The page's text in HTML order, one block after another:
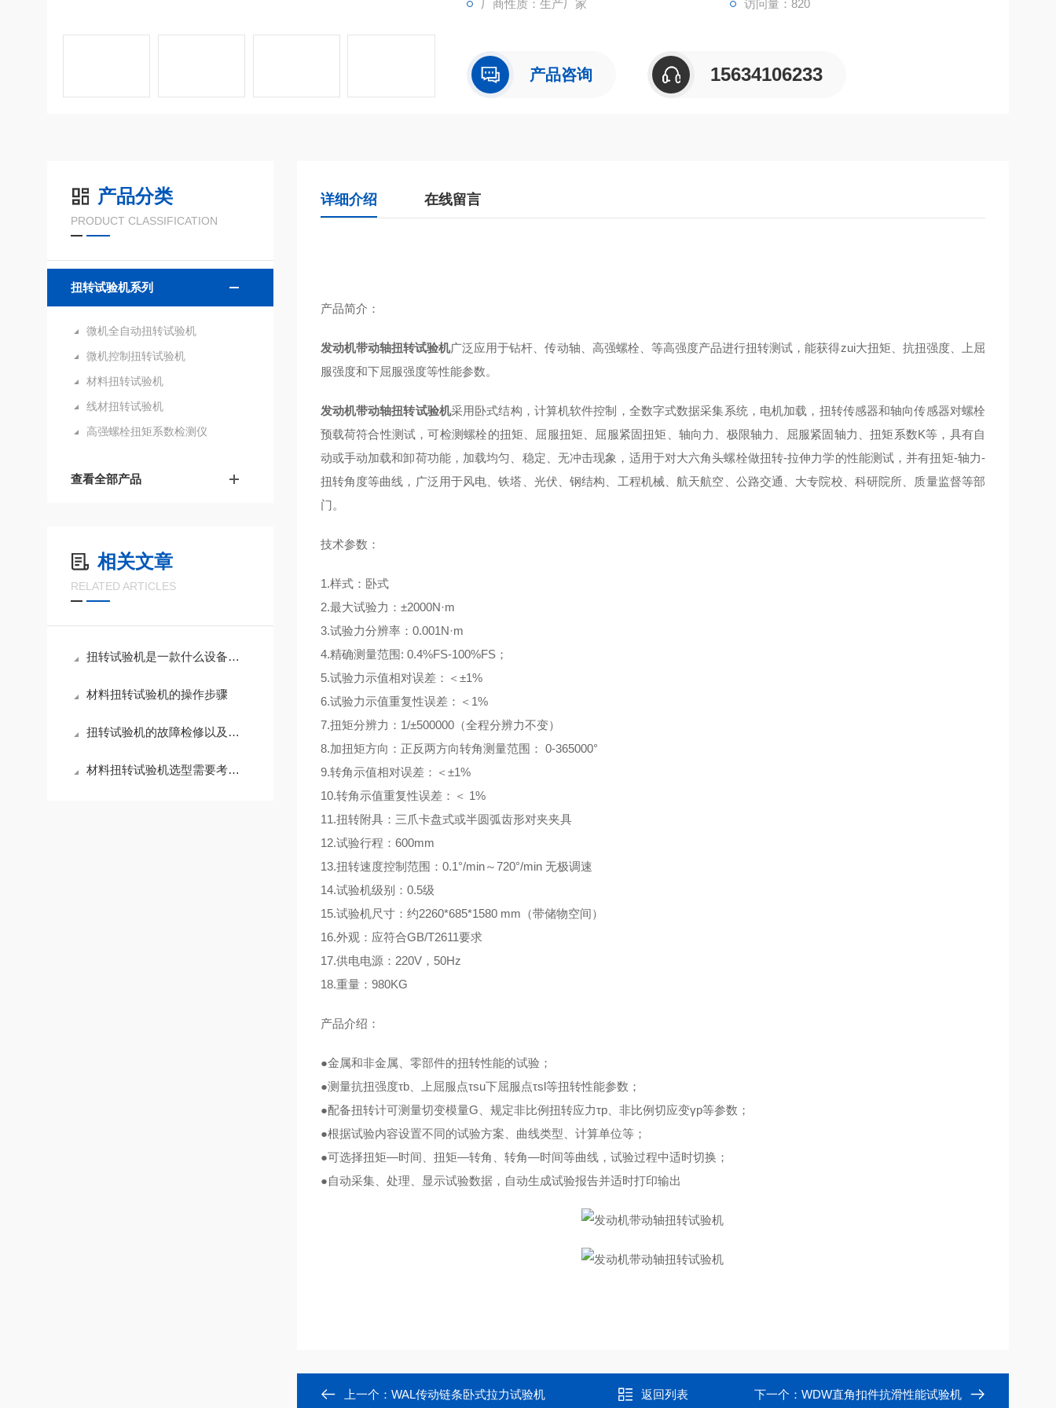
厂商性质：生产厂家 访问量：820
产品咨询 15634106233
产品分类
PRODUCT CLASSIFICATION
扭转试验机系列
微机全自动扭转试验机
微机控制扭转试验机
材料扭转试验机
线材扭转试验机
高强螺栓扭矩系数检测仪
查看全部产品
相关文章
RELATED ARTICLES
扭转试验机是一款什么设备？适用哪些行业场景？
材料扭转试验机的操作步骤
扭转试验机的故障检修以及使用注意事项
材料扭转试验机选型需要考虑哪些因素
详细介绍 在线留言
产品简介：
发动机带动轴扭转试验机广泛应用于钻杆、传动轴、高强螺栓、等高强度产品进行扭转测试，能获得zui大扭矩、抗扭强度、上屈
服强度和下屈服强度等性能参数。
发动机带动轴扭转试验机采用卧式结构，计算机软件控制，全数字式数据采集系统，电机加载，扭转传感器和轴向传感器对螺栓
预载荷符合性测试，可检测螺栓的扭矩、屈服扭矩、屈服紧固扭矩、轴向力、极限轴力、屈服紧固轴力、扭矩系数K等，具有自
动或手动加载和卸荷功能，加载均匀、稳定、无冲击现象，适用于对大六角头螺栓做扭转-拉伸力学的性能测试，并有扭矩-轴力-
扭转角度等曲线，广泛用于风电、铁塔、光伏、钢结构、工程机械、航天航空、公路交通、大专院校、科研院所、质量监督等部
门。
技术参数：
1.样式：卧式
2.最大试验力：±2000N·m
3.试验力分辨率：0.001N·m
4.精确测量范围: 0.4%FS-100%FS；
5.试验力示值相对误差：＜±1%
6.试验力示值重复性误差：＜1%
7.扭矩分辨力：1/±500000（全程分辨力不变）
8.加扭矩方向：正反两方向转角测量范围： 0-365000°
9.转角示值相对误差：＜±1%
10.转角示值重复性误差：＜ 1%
11.扭转附具：三爪卡盘式或半圆弧齿形对夹夹具
12.试验行程：600mm
13.扭转速度控制范围：0.1°/min～720°/min 无极调速
14.试验机级别：0.5级
15.试验机尺寸：约2260*685*1580 mm（带储物空间）
16.外观：应符合GB/T2611要求
17.供电电源：220V，50Hz
18.重量：980KG
产品介绍：
●金属和非金属、零部件的扭转性能的试验；
●测量抗扭强度τb、上屈服点τsu下屈服点τsl等扭转性能参数；
●配备扭转计可测量切变模量G、规定非比例扭转应力τp、非比例切应变γp等参数；
●根据试验内容设置不同的试验方案、曲线类型、计算单位等；
●可选择扭矩—时间、扭矩—转角、转角—时间等曲线，试验过程中适时切换；
●自动采集、处理、显示试验数据，自动生成试验报告并适时打印输出
上一个： WAL传动链条卧式拉力试验机 返回列表 下一个： WDW直角扣件抗滑性能试验机